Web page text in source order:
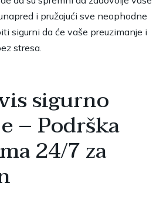
i pružajući sve neophodne
sigurni da će vaše preuzimanje i
stresa.
sigurno
– Podrška
24/7 za